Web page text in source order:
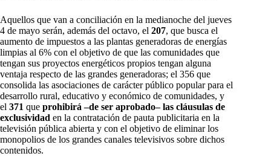
Aquellos que van a conciliación en la medianoche del jueves
4 de mayo serán, además del octavo, el 207, que busca el
aumento de impuestos a las plantas generadoras de energías
limpias al 6% con el objetivo de que las comunidades que
tengan sus proyectos energéticos propios tengan alguna
ventaja respecto de las grandes generadoras; el 356 que
consolida las asociaciones de carácter público popular para el
desarrollo rural, educativo y económico de comunidades, y
el 371 que prohibirá –de ser aprobado– las cláusulas de
exclusividad en la contratación de pauta publicitaria en la
televisión pública abierta y con el objetivo de eliminar los
monopolios de los grandes canales televisivos sobre dichos
contenidos.